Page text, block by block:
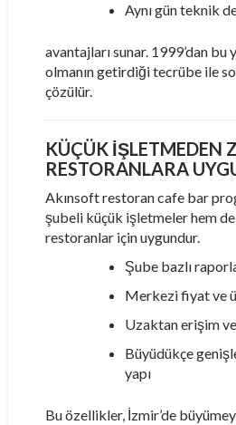
Aynı gün teknik
avantajları sunar. 1999’dan bu
olmanın getirdiği tecrübe ile
çözülür.
KÜÇÜK İŞLETMEDEN
RESTORANLARA
Akınsoft restoran cafe bar
şubeli küçük işletmeler hem
restoranlar için uygundur.
Şube bazlı
Merkezi fiyat ve
Uzaktan erişim
Büyüdükçe
yapı
Bu özellikler, İzmir’de